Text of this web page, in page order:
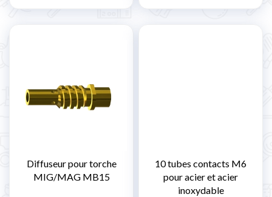
Diffuseur pour torche
MIG/MAG MB15
10 tubes contacts M6
pour acier et acier
inoxydable